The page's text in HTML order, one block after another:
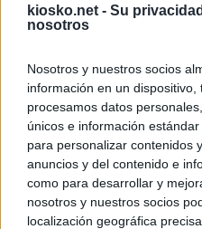
kiosko.net - Su
nosotros
Nosotros y nuestros socios
información en un dispositivo,
procesamos datos
únicos e información
para personalizar contenidos
anuncios y del contenido e
como para desarrollar y
nosotros y nuestros socios
localización geográfica